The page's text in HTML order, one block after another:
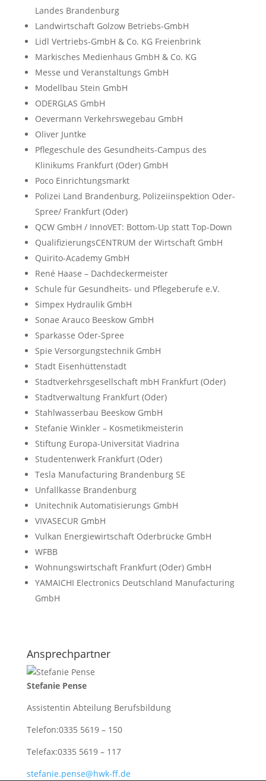
Landes Brandenburg
Landwirtschaft Golzow Betriebs-GmbH
Lidl Vertriebs-GmbH & Co. KG Freienbrink
Märkisches Medienhaus GmbH & Co. KG
Messe und Veranstaltungs GmbH
Modellbau Stein GmbH
ODERGLAS GmbH
Oevermann Verkehrswegebau GmbH
Oliver Juntke
Pflegeschule des Gesundheits-Campus des
Klinikums Frankfurt (Oder) GmbH
Poco Einrichtungsmarkt
Polizei Land Brandenburg, Polizeiinspektion Oder-
Spree/ Frankfurt (Oder)
QCW GmbH / InnoVET: Bottom-Up statt Top-Down
QualifizierungsCENTRUM der Wirtschaft GmbH
Quirito-Academy GmbH
René Haase – Dachdeckermeister
Schule für Gesundheits- und Pflegeberufe e.V.
Simpex Hydraulik GmbH
Sonae Arauco Beeskow GmbH
Sparkasse Oder-Spree
Spie Versorgungstechnik GmbH
Stadt Eisenhüttenstadt
Stadtverkehrsgesellschaft mbH Frankfurt (Oder)
Stadtverwaltung Frankfurt (Oder)
Stahlwasserbau Beeskow GmbH
Stefanie Winkler – Kosmetikmeisterin
Stiftung Europa-Universität Viadrina
Studentenwerk Frankfurt (Oder)
Tesla Manufacturing Brandenburg SE
Unfallkasse Brandenburg
Unitechnik Automatisierungs GmbH
VIVASECUR GmbH
Vulkan Energiewirtschaft Oderbrücke GmbH
WFBB
Wohnungswirtschaft Frankfurt (Oder) GmbH
YAMAICHI Electronics Deutschland Manufacturing
GmbH
Ansprechpartner
Stefanie Pense
Assistentin Abteilung Berufsbildung
Telefon:0335 5619 – 150
Telefax:0335 5619 – 117
stefanie.pense@hwk-ff.de